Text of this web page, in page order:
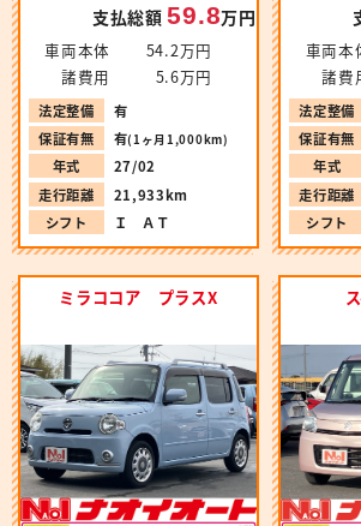
支払総額59.8万円
車両本体
54.2万円
諸費用
5.6万円
法定整備
有
保証有無
有(1ヶ月1,000km)
年式
27/02
走行距離
21,933km
シフト
Ｉ ＡＴ
車両本
諸費
法定整備
保証有無
年式
走行距離
シフト
ミラココア プラスX